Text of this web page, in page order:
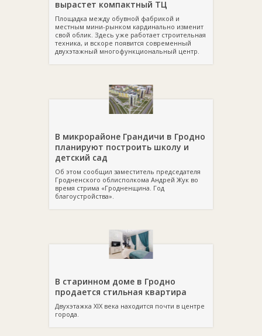
вырастет компактный ТЦ
Площадка между обувной фабрикой и
местным мини-рынком кардинально изменит
свой облик. Здесь уже работает строительная
техника, и вскоре появится современный
двухэтажный многофункциональный центр.
В микрорайоне Грандичи в Гродно
планируют построить школу и
детский сад
Об этом сообщил заместитель председателя
Гродненского облисполкома Андрей Жук во
время стрима «Гродненщина. Год
благоустройства».
В старинном доме в Гродно
продается стильная квартира
Двухэтажка XIX века находится почти в центре
города.